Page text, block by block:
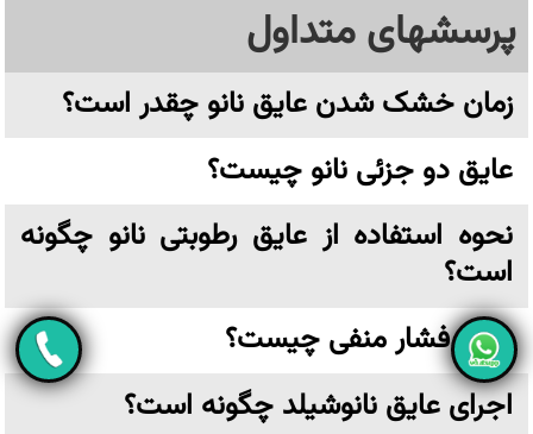
پرسشهای متداول
زمان خشک شدن عایق نانو چقدر است؟
عایق دو جزئی نانو چیست؟
نحوه استفاده از عایق رطوبتی نانو چگونه
است؟
عایق فشار منفی چیست؟
اجرای عایق نانوشیلد چگونه است؟